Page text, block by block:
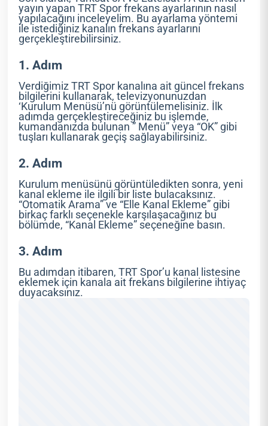
yayın yapan TRT Spor frekans ayarlarının nasıl
yapılacağını inceleyelim. Bu ayarlama yöntemi
ile istediğiniz kanalın frekans ayarlarını
gerçekleştirebilirsiniz.
1. Adım
Verdiğimiz TRT Spor kanalına ait güncel frekans
bilgilerini kullanarak, televizyonunuzdan
‘Kurulum Menüsü’nü görüntülemelisiniz. İlk
adımda gerçekleştireceğiniz bu işlemde,
kumandanızda bulunan ” Menü” veya “OK” gibi
tuşları kullanarak geçiş sağlayabilirsiniz.
2. Adım
Kurulum menüsünü görüntüledikten sonra, yeni
kanal ekleme ile ilgili bir liste bulacaksınız.
“Otomatik Arama” ve “Elle Kanal Ekleme” gibi
birkaç farklı seçenekle karşılaşacağınız bu
bölümde, “Kanal Ekleme” seçeneğine basın.
3. Adım
Bu adımdan itibaren, TRT Spor’u kanal listesine
eklemek için kanala ait frekans bilgilerine ihtiyaç
duyacaksınız.